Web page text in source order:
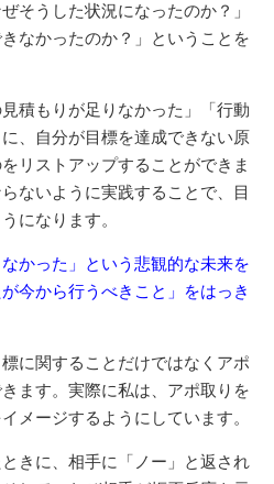
そうした状況になったのか？」
なかったのか？」ということを
積もりが足りなかった」「行動
、自分が目標を達成できない原
リストアップすることができま
ないように実践することで、目
になります。
なかった」という悲観的な未来を
今から行うべきこと」をはっき
に関することだけではなくアポ
ます。実際に私は、アポ取りを
メージするようにしています。
きに、相手に「ノー」と返され